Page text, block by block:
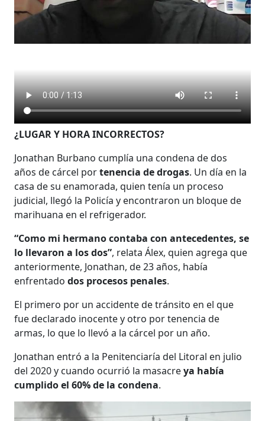
¿LUGAR Y HORA INCORRECTOS?
Jonathan Burbano cumplía una condena de dos
años de cárcel portenencia de drogas. Un día en la
casa de su enamorada, quien tenía un proceso
judicial, llegó la Policía y encontraron un bloque de
marihuana en el refrigerador.
“Como mi hermano contaba con antecedentes, se
lo llevaron a los dos”, relata Álex, quien agrega que
anteriormente, Jonathan, de 23 años, había
enfrentadodos procesos penales.
El primero por un accidente de tránsito en el que
fue declarado inocente y otro por tenencia de
armas, lo que lo llevó a la cárcel por un año.
Jonathan entró a la Penitenciaría del Litoral en julio
del 2020 y cuando ocurrió la masacreya había
cumplido el 60% de la condena.